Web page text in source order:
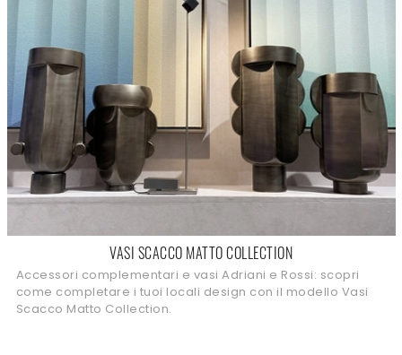
VASI SCACCO MATTO COLLECTION
Accessori complementari e vasi Adriani e Rossi: scopri
come completare i tuoi locali design con il modello Vasi
Scacco Matto Collection.